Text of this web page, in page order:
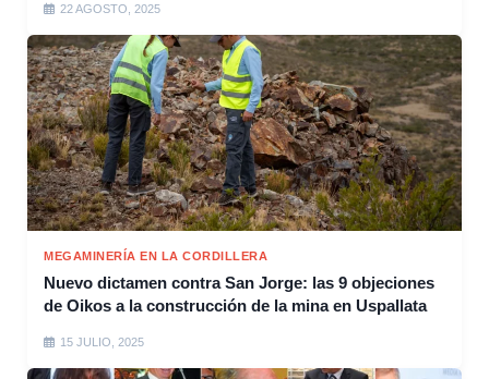
22 AGOSTO, 2025
MEGAMINERÍA EN LA CORDILLERA
Nuevo dictamen contra San Jorge: las 9 objeciones
de Oikos a la construcción de la mina en Uspallata
15 JULIO, 2025